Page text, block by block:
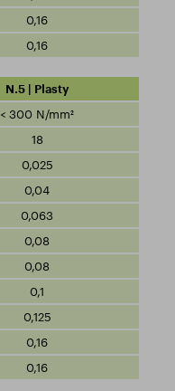
0,16
0,16
N.5 | Plasty
< 300 N/mm²
18
0,025
0,04
0,063
0,08
0,08
0,1
0,125
0,16
0,16